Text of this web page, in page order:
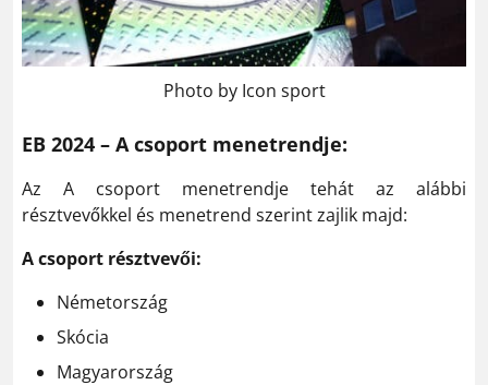
Photo by Icon sport
EB 2024 – A csoport menetrendje:
Az A csoport menetrendje tehát az alábbi
résztvevőkkel és menetrend szerint zajlik majd:
A csoport résztvevői:
Németország
Skócia
Magyarország